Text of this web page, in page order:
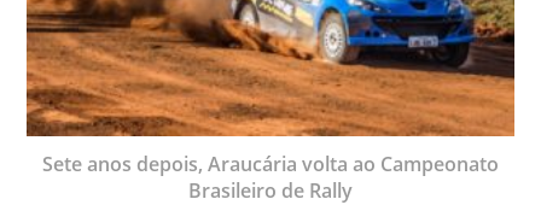
Sete anos depois, Araucária volta ao Campeonato
Brasileiro de Rally